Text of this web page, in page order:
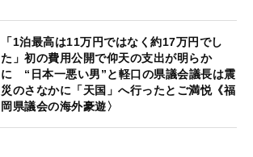
「1泊最高は11万円ではなく約17万円でし
た」初の費用公開で仰天の支出が明らか
に “日本一悪い男”と軽口の県議会議長は震
災のさなかに「天国」へ行ったとご満悦《福
岡県議会の海外豪遊〉